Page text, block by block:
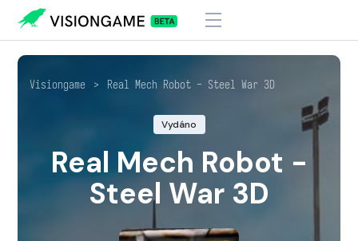
Visiongame > Real Mech Robot - Steel War 3D
Vydáno
Real Mech Robot -
Steel War 3D